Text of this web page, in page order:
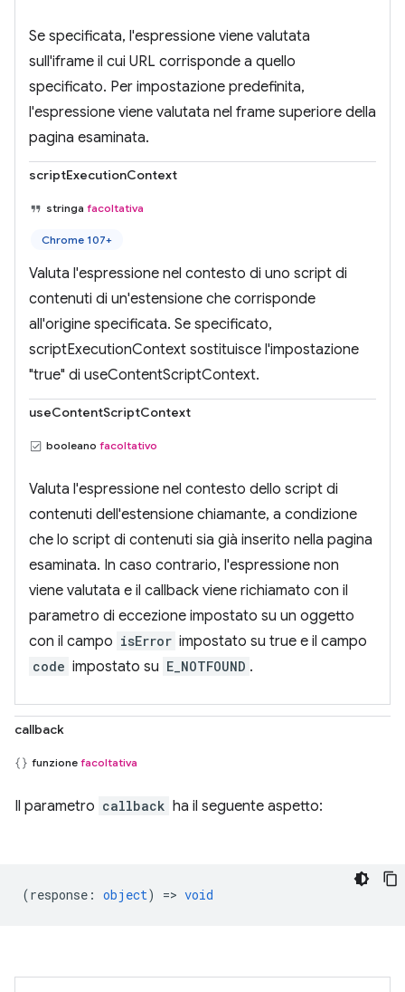
Se specificata, l'espressione viene valutata
sull'iframe il cui URL corrisponde a quello
specificato. Per impostazione predefinita,
l'espressione viene valutata nel frame superiore della
pagina esaminata.
scriptExecutionContext
stringa facoltativa
Chrome 107+
Valuta l'espressione nel contesto di uno script di
contenuti di un'estensione che corrisponde
all'origine specificata. Se specificato,
scriptExecutionContext sostituisce l'impostazione
"true" di useContentScriptContext.
useContentScriptContext
booleano facoltativo
Valuta l'espressione nel contesto dello script di
contenuti dell'estensione chiamante, a condizione
che lo script di contenuti sia già inserito nella pagina
esaminata. In caso contrario, l'espressione non
viene valutata e il callback viene richiamato con il
parametro di eccezione impostato su un oggetto
con il campo isError impostato su true e il campo
code impostato su E_NOTFOUND .
callback
funzione facoltativa
Il parametro callback ha il seguente aspetto:
(response : object) => void